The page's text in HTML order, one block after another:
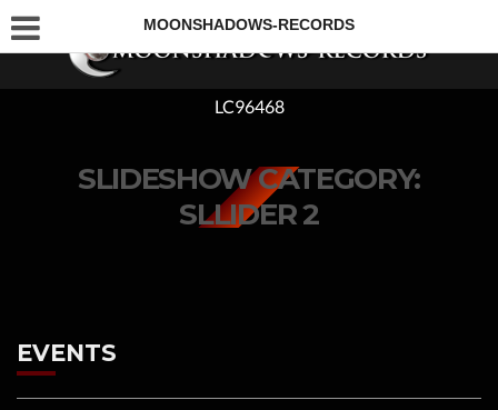
MOONSHADOWS-RECORDS
LC96468
SLIDESHOW CATEGORY:
SLLIDER 2
EVENTS